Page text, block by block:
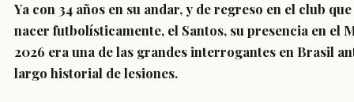
Ya con 34 años en su andar, y de regreso en el club
nacer futbolísticamente, el Santos, su presencia en el
2026 era una de las grandes interrogantes en Brasil
largo historial de lesiones.